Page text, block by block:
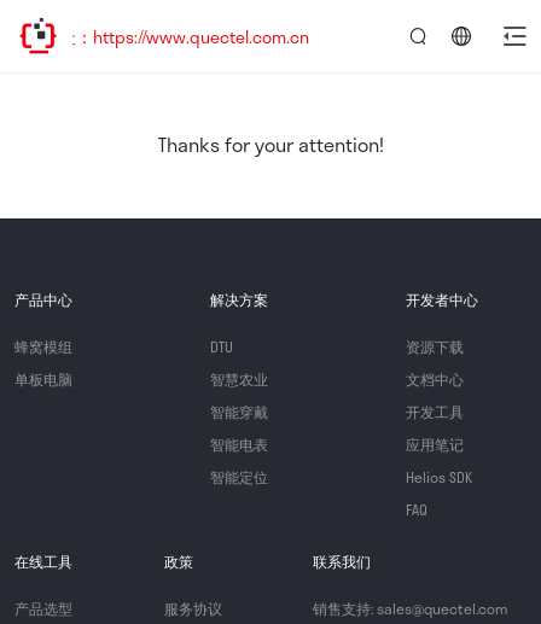
问新址：https://www.quectel.com.cn
Thanks for your attention!
产品中心
蜂窝模组
单板电脑
解决方案
DTU
智慧农业
智能穿戴
智能电表
智能定位
开发者中心
资源下载
文档中心
开发工具
应用笔记
Helios SDK
FAQ
在线工具
产品选型
政策
服务协议
联系我们
销售支持: sales@quectel.com